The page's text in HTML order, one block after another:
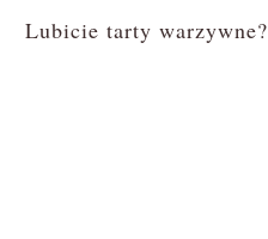
Lubicie tarty warzywne?